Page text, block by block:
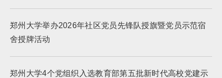
郑州大学举办2026年社区党员先锋队授旗暨党员示范宿
舍授牌活动
郑州大学4个党组织入选教育部第五批新时代高校党建示